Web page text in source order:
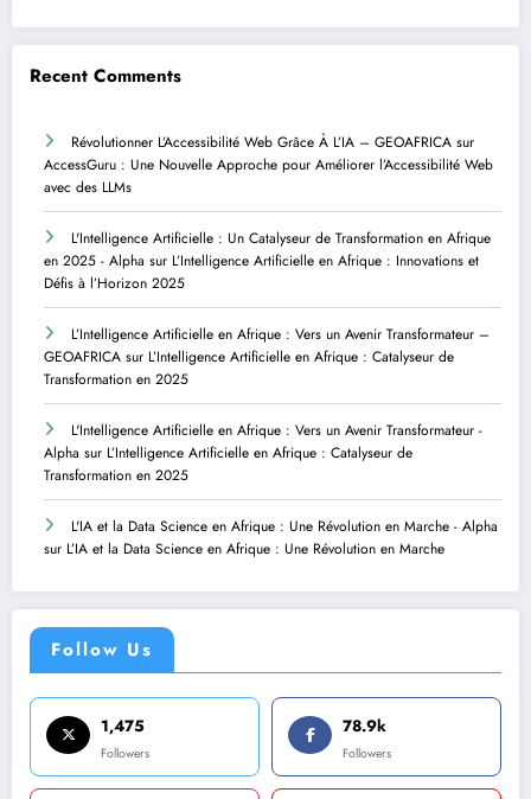
Recent Comments
Révolutionner L’Accessibilité Web Grâce À L’IA – GEOAFRICA sur
AccessGuru : Une Nouvelle Approche pour Améliorer l’Accessibilité Web
avec des LLMs
L'Intelligence Artificielle : Un Catalyseur de Transformation en Afrique
en 2025 - Alpha sur L’Intelligence Artificielle en Afrique : Innovations et
Défis à l’Horizon 2025
L’Intelligence Artificielle en Afrique : Vers un Avenir Transformateur –
GEOAFRICA sur L’Intelligence Artificielle en Afrique : Catalyseur de
Transformation en 2025
L'Intelligence Artificielle en Afrique : Vers un Avenir Transformateur -
Alpha sur L’Intelligence Artificielle en Afrique : Catalyseur de
Transformation en 2025
L'IA et la Data Science en Afrique : Une Révolution en Marche - Alpha
sur L’IA et la Data Science en Afrique : Une Révolution en Marche
Follow Us
1,475
Followers
78.9k
Followers